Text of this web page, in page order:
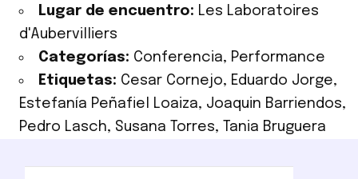
Lugar de encuentro: Les Laboratoires
d'Aubervilliers
Categorías: Conferencia, Performance
Etiquetas: Cesar Cornejo, Eduardo Jorge,
Estefanía Peñafiel Loaiza, Joaquin Barriendos,
Pedro Lasch, Susana Torres, Tania Bruguera